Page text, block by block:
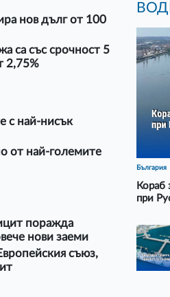
нов дълг от 100
са със срочност 5
2,75%
с най-нисък
от най-големите
поражда
нови заеми
съюз,
България
Кораб
при